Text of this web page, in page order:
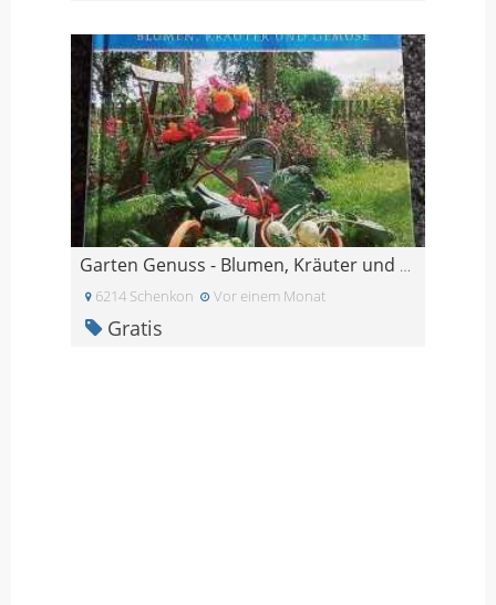
Garten Genuss - Blumen, Kräuter und Gemüse
6214 Schenkon Vor einem Monat
Gratis